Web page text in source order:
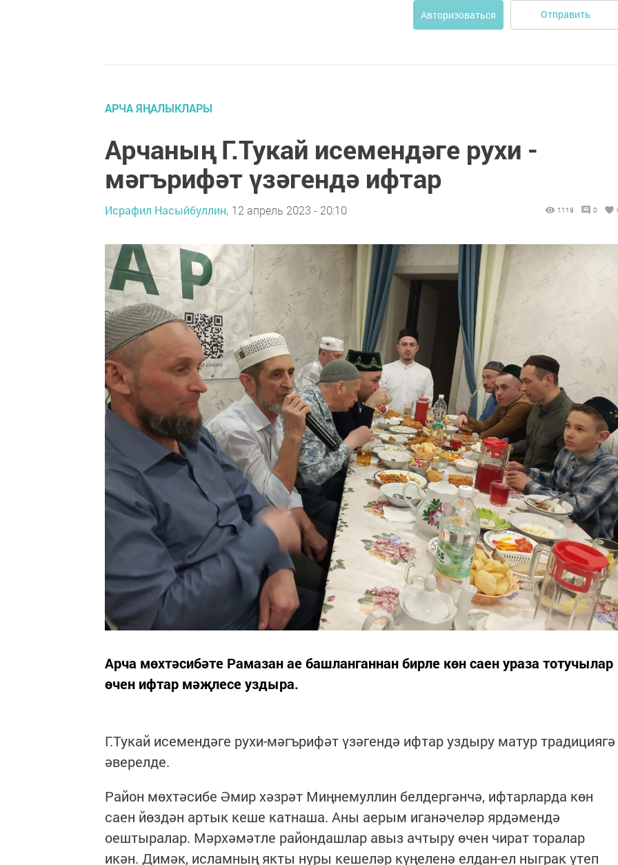
Авторизоваться Отправить
АРЧА ЯҢАЛЫКЛАРЫ
Арчаның Г.Тукай исемендәге рухи -
мәгърифәт үзәгендә ифтар
Исрафил Насыйбуллин, 12 апрель 2023 - 20:10 1119 0
Арча мөхтәсибәте Рамазан ае башланганнан бирле көн саен ураза тотучылар
өчен ифтар мәҗлесе уздыра.
Г.Тукай исемендәге рухи-мәгърифәт үзәгендә ифтар уздыру матур традициягә
әверелде.
Район мөхтәсибе Әмир хәзрәт Миңнемуллин белдергәнчә, ифтарларда көн
саен йөздән артык кеше катнаша. Аны аерым иганәчеләр ярдәмендә
оештыралар. Мәрхәмәтле райондашлар авыз ачтыру өчен чират торалар
икән. Димәк, исламның якты нуры кешеләр күңеленә елдан-ел ныграк үтеп